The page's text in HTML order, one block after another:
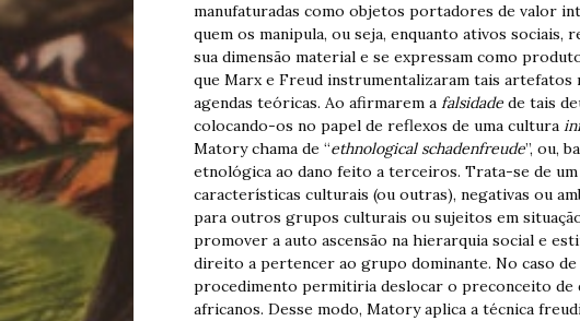
manufaturadas como objetos portadores de valor
quem os manipula, ou seja, enquanto ativos
sua dimensão material e se expressam como
que Marx e Freud instrumentalizaram tais
agendas teóricas. Ao afirmarem a falsidade de tais
colocando-os no papel de reflexos de uma cultura
Matory chama de “ethnological schadenfreude”, ou,
etnológica ao dano feito a terceiros. Trata-se de
características culturais (ou outras), negativas ou
para outros grupos culturais ou sujeitos em
promover a auto ascensão na hierarquia social e
direito a pertencer ao grupo dominante. No caso
procedimento permitiria deslocar o preconceito de
africanos. Desse modo, Matory aplica a técnica